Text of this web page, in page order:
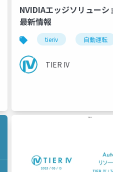
tierivmeetup
NVIDIAエッジソリュー
最新情報
tieriv 自動運転
TIER IV